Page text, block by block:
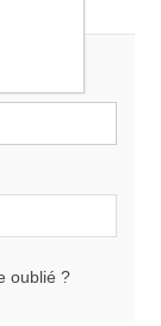
oublié ?